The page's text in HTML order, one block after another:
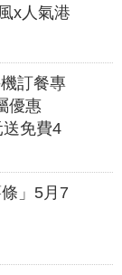
x人氣港
訂餐專
優惠
免費4
」5月7